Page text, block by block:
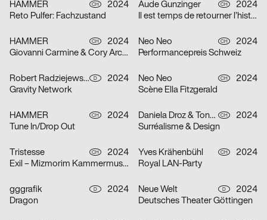
HAMMER CH
2024
Reto Pulfer: Fachzustand
Aude Gunzinger CH
2024
Il est temps de retourner l’histoire
HAMMER CH
2024
Giovanni Carmine & Cory Arcangel: ALL I EAT IN A DAY
Neo Neo CH
2024
Performancepreis Schweiz
Robert Radziejewski, Michal Veltruský D
2024
Gravity Network
Neo Neo CH
2024
Scène Ella Fitzgerald
HAMMER CH
2024
Tune In/Drop Out
Daniela Droz & Tonatiuh Ambrosetti, Neo Neo CH
2024
Surréalisme & Design
Tristesse CH
2024
Exil – Mizmorim Kammermusik Festival Basel
Yves Krähenbühl CH
2024
Royal LAN-Party
gggrafik D
2024
Dragon
Neue Welt D
2024
Deutsches Theater Göttingen